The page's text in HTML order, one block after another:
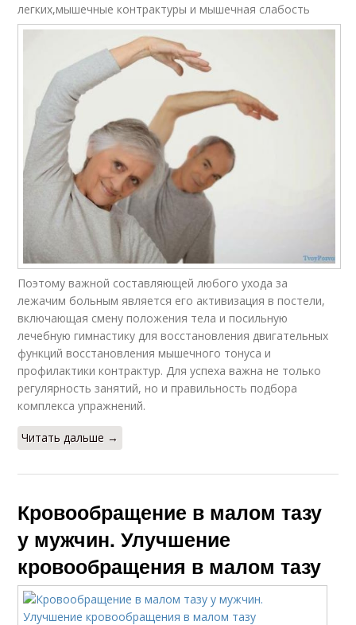
легких,мышечные контрактуры и мышечная слабость
Поэтому важной составляющей любого ухода за
лежачим больным является его активизация в постели,
включающая смену положения тела и посильную
лечебную гимнастику для восстановления двигательных
функций восстановления мышечного тонуса и
профилактики контрактур. Для успеха важна не только
регулярность занятий, но и правильность подбора
комплекса упражнений.
Читать дальше →
Кровообращение в малом тазу
у мужчин. Улучшение
кровообращения в малом тазу